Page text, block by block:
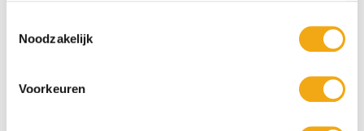
Noodzakelijk
Voorkeuren